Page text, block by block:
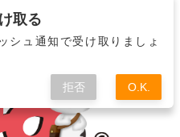
ト
取る
シュ通知で受け取りましょ
拒否 O.K.